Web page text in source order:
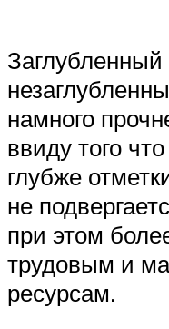
намного
ввиду того
глубже
не
при этом
трудовым и
ресурсам.